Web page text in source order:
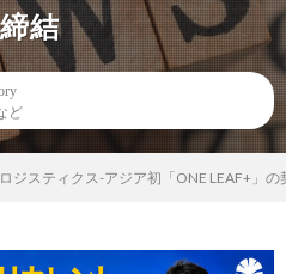
結
ど
ジスティクス-アジア初「ONE LEAF+」の